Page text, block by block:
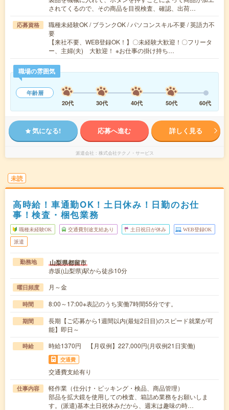
されてくるので、その商品を目視検査、確認、出荷…
応募資格
職種未経験OK / ブランクOK / パソコンスキル不要 / 英語力不
要
【来社不要、WEB登録OK！】〇未経験大歓迎！〇フリータ
ー、主婦(夫) 大歓迎！ ※お仕事の掛け持ち…
職場の雰囲気
年齢層
20代
30代 40代 50代 60代
気になる! 応募へ進む 詳しく見る
派遣会社 株式会社テクノ・サービス
未読
高時給！車通勤OK！土日休み！日勤のお仕
事！検査・梱包業務
職種未経験OK 交通費別途支給あり 土日祝日が休み WEB登録OK
派遣
勤務地 山梨県都留市
赤坂(山梨県)駅から徒歩10分
曜日頻度 月～金
時間 8:00～17:00※表記のうち実働7時間55分です。
期間
長期【ご応募から1週間以内(最短2日目)のスピード就業が可
能】即日～
時給 時給1370円 【月収例】227,000円(月収例21日実働)
交通費
交通費支給有り
仕事内容
軽作業（仕分け・ピッキング・検品、商品管理）
部品を拡大鏡を使用しての検査、箱詰め業務をお願いしま
す。(派遣)基本土日祝休みだから、週末は趣味の時…